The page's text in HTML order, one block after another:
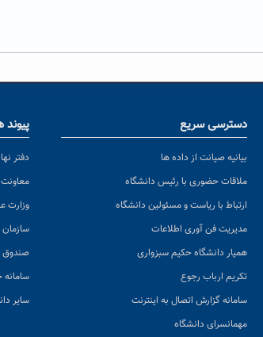
دسترسی سریع
بیانیه صیانت از داده ها
ملاقات حضوری با رئیس دانشگاه
ارتباط با ریاست و مسئولین دانشگاه
مدیریت فن آوری اطلاعات
همیار دانشگاه حکیم سبزواری
تکریم ارباب رجوع
سامانه گزارش اتصال به اینترنت
مهمانسرای دانشگاه
پیوند
دفتر
وزارت
سازمان
صندوق
سایر